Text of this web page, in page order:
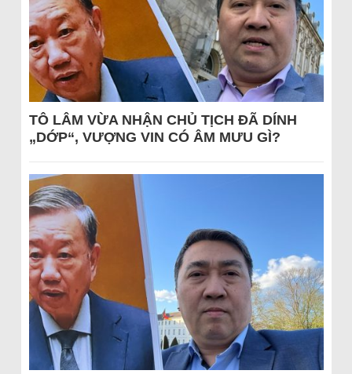
TÔ LÂM VỪA NHẬN CHỦ TỊCH ĐÃ DÍNH
„DỚP“, VƯỢNG VIN CÓ ÂM MƯU GÌ?